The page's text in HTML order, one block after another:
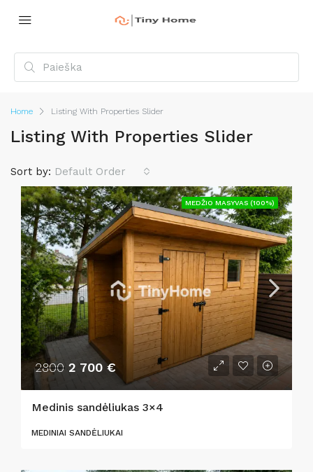
Home Listing With Properties Slider
Listing With Properties Slider
Sort by: Default Order
MEDŽIO MASYVAS (100%)
2800 2 700 €
Medinis sandėliukas 3×4
MEDINIAI SANDĖLIUKAI